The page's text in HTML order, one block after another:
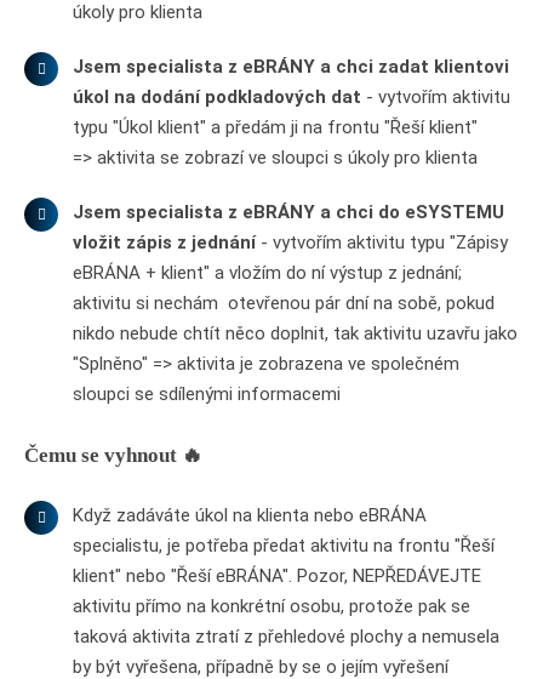
úkoly pro klienta
Jsem specialista z eBRÁNY a chci zadat klientovi
úkol na dodání podkladových dat - vytvořím aktivitu
typu "Úkol klient" a předám ji na frontu "Řeší klient"
=> aktivita se zobrazí ve sloupci s úkoly pro klienta
Jsem specialista z eBRÁNY a chci do eSYSTEMU
vložit zápis z jednání- vytvořím aktivitu typu "Zápisy
eBRÁNA + klient" a vložím do ní výstup z jednání;
aktivitu si nechám otevřenou pár dní na sobě, pokud
nikdo nebude chtít něco doplnit, tak aktivitu uzavřu jako
"Splněno" => aktivita je zobrazena ve společném
sloupci se sdílenými informacemi
Čemu se vyhnout 🔥
Když zadáváte úkol na klienta nebo eBRÁNA
specialistu, je potřeba předat aktivitu na frontu "Řeší
klient" nebo "Řeší eBRÁNA". Pozor, NEPŘEDÁVEJTE
aktivitu přímo na konkrétní osobu, protože pak se
taková aktivita ztratí z přehledové plochy a nemusela
by být vyřešena, případně by se o jejím vyřešení